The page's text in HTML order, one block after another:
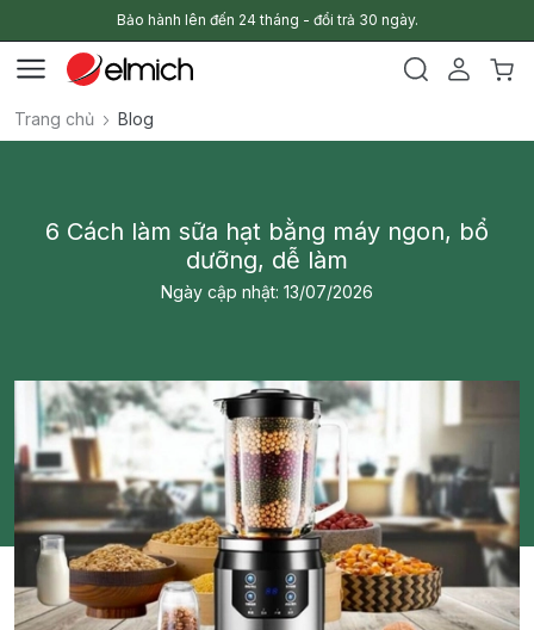
Bảo hành lên đến 24 tháng - đổi trả 30 ngày.
Trang chủ Blog
6 Cách làm sữa hạt bằng máy ngon, bổ
dưỡng, dễ làm
Ngày cập nhật: 13/07/2026